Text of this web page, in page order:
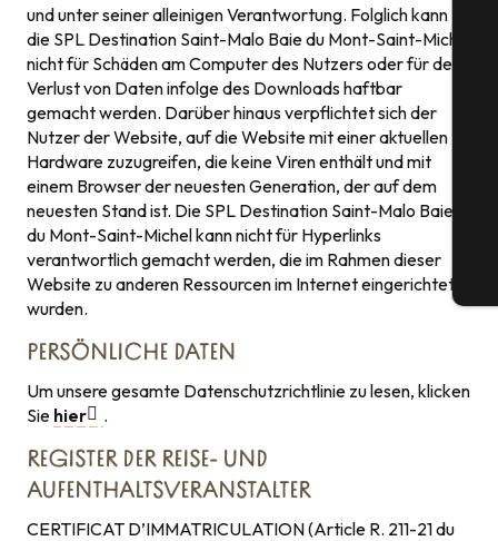
und unter seiner alleinigen Verantwortung. Folglich kann
die SPL Destination Saint-Malo Baie du Mont-Saint-Michel
nicht für Schäden am Computer des Nutzers oder für den
Verlust von Daten infolge des Downloads haftbar
gemacht werden. Darüber hinaus verpflichtet sich der
Nutzer der Website, auf die Website mit einer aktuellen
Hardware zuzugreifen, die keine Viren enthält und mit
einem Browser der neuesten Generation, der auf dem
neuesten Stand ist. Die SPL Destination Saint-Malo Baie
du Mont-Saint-Michel kann nicht für Hyperlinks
verantwortlich gemacht werden, die im Rahmen dieser
Website zu anderen Ressourcen im Internet eingerichtet
wurden.
PERSÖNLICHE DATEN
Um unsere gesamte Datenschutzrichtlinie zu lesen, klicken
Sie hier .
REGISTER DER REISE- UND
AUFENTHALTSVERANSTALTER
CERTIFICAT D’IMMATRICULATION (Article R. 211-21 du